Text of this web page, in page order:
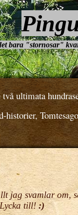
bara "stornosar"
två ultimata
historier,
jag svamlar om,
Lycka till!:)